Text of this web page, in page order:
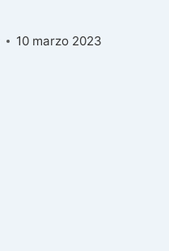
10 marzo 2023